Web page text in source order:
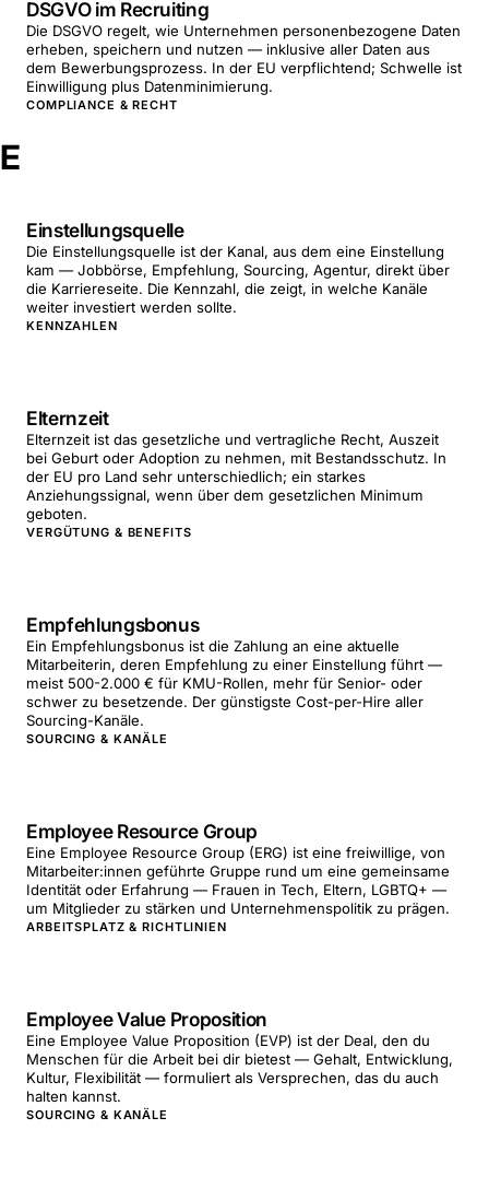
DSGVO im Recruiting
Die DSGVO regelt, wie Unternehmen personenbezogene Daten
erheben, speichern und nutzen — inklusive aller Daten aus
dem Bewerbungsprozess. In der EU verpflichtend; Schwelle ist
Einwilligung plus Datenminimierung.
COMPLIANCE & RECHT
E
Einstellungsquelle
Die Einstellungsquelle ist der Kanal, aus dem eine Einstellung
kam — Jobbörse, Empfehlung, Sourcing, Agentur, direkt über
die Karriereseite. Die Kennzahl, die zeigt, in welche Kanäle
weiter investiert werden sollte.
KENNZAHLEN
Elternzeit
Elternzeit ist das gesetzliche und vertragliche Recht, Auszeit
bei Geburt oder Adoption zu nehmen, mit Bestandsschutz. In
der EU pro Land sehr unterschiedlich; ein starkes
Anziehungssignal, wenn über dem gesetzlichen Minimum
geboten.
VERGÜTUNG & BENEFITS
Empfehlungsbonus
Ein Empfehlungsbonus ist die Zahlung an eine aktuelle
Mitarbeiterin, deren Empfehlung zu einer Einstellung führt —
meist 500-2.000 € für KMU-Rollen, mehr für Senior- oder
schwer zu besetzende. Der günstigste Cost-per-Hire aller
Sourcing-Kanäle.
SOURCING & KANÄLE
Employee Resource Group
Eine Employee Resource Group (ERG) ist eine freiwillige, von
Mitarbeiter:innen geführte Gruppe rund um eine gemeinsame
Identität oder Erfahrung — Frauen in Tech, Eltern, LGBTQ+ —
um Mitglieder zu stärken und Unternehmenspolitik zu prägen.
ARBEITSPLATZ & RICHTLINIEN
Employee Value Proposition
Eine Employee Value Proposition (EVP) ist der Deal, den du
Menschen für die Arbeit bei dir bietest — Gehalt, Entwicklung,
Kultur, Flexibilität — formuliert als Versprechen, das du auch
halten kannst.
SOURCING & KANÄLE